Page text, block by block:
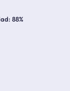
88%